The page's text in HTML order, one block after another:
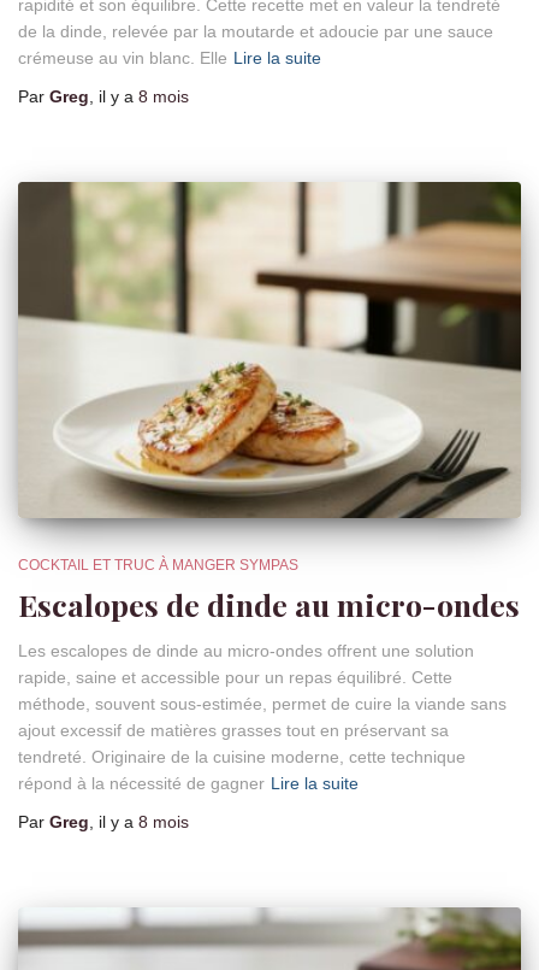
rapidité et son équilibre. Cette recette met en valeur la tendreté
de la dinde, relevée par la moutarde et adoucie par une sauce
crémeuse au vin blanc. Elle Lire la suite
Par Greg , il y a 8 mois
COCKTAIL ET TRUC À MANGER SYMPAS
Escalopes de dinde au micro-ondes
Les escalopes de dinde au micro-ondes offrent une solution
rapide, saine et accessible pour un repas équilibré. Cette
méthode, souvent sous-estimée, permet de cuire la viande sans
ajout excessif de matières grasses tout en préservant sa
tendreté. Originaire de la cuisine moderne, cette technique
répond à la nécessité de gagner Lire la suite
Par Greg , il y a 8 mois